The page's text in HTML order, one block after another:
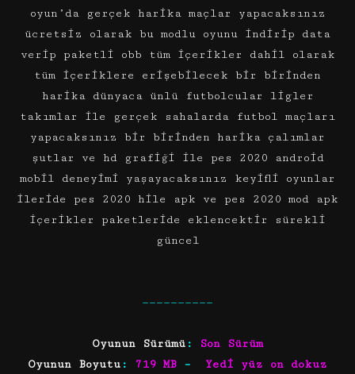
oyun’da gerçek harika maçlar yapacaksınız
ücretsiz olarak bu modlu oyunu indirip data
verip paketli obb tüm içerikler dahil olarak
tüm içeriklere erişebilecek bir birinden
harika dünyaca ünlü futbolcular ligler
takımlar ile gerçek sahalarda futbol maçları
yapacaksınız bir birinden harika çalımlar
şutlar ve hd grafiği ile pes 2020 android
mobil deneyimi yaşayacaksınız keyifli oyunlar
ileride pes 2020 hile apk ve pes 2020 mod apk
içerikler paketleride eklencektir sürekli
güncel
——————————
Oyunun Sürümü :
Son Sürüm
Oyunun Boyutu : 719 MB – Yedi yüz on dokuz